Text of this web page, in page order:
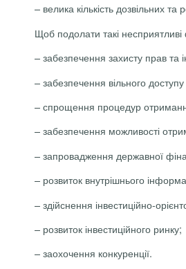
– велика кількість дозвільних
Щоб подолати такі несприятливі
– забезпечення захисту прав та
– забезпечення вільного
– спрощення процедур
– забезпечення можливості
– запровадження державної
– розвиток внутрішнього
– здійснення інвестиційно-
– розвиток інвестиційного ринку;
– заохочення конкуренції.